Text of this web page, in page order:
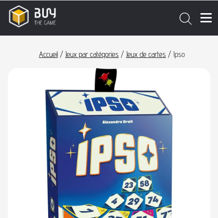
Accueil / Jeux par catégories / Jeux de cartes / Ipso